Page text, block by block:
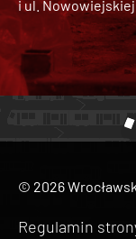
i ul. Nowowiejskiej
© 2026
Regulamin